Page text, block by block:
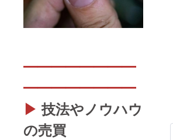
━━━━━━━━
━━━━━━━━
▶ 技法やノウハウ
の売買